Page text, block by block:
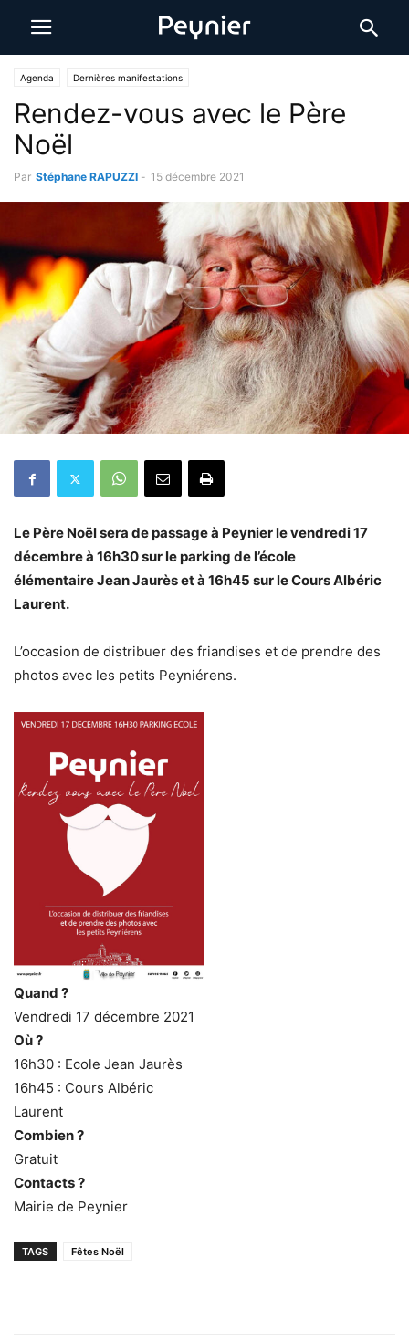
Agenda Dernières manifestations
Rendez-vous avec le Père
Noël
Par Stéphane RAPUZZI - 15 décembre 2021
Le Père Noël sera de passage à Peynier le vendredi 17
décembre à 16h30 sur le parking de l’école
élémentaire Jean Jaurès et à 16h45 sur le Cours Albéric
Laurent.
L’occasion de distribuer des friandises et de prendre des
photos avec les petits Peyniérens.
Quand ?
Vendredi 17 décembre 2021
Où ?
16h30 : Ecole Jean Jaurès
16h45 : Cours Albéric
Laurent
Combien ?
Gratuit
Contacts ?
Mairie de Peynier
TAGS Fêtes Noël